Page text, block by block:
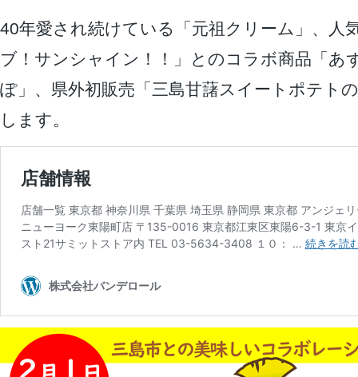
40年愛され続けている「元祖クリーム」、人
ブ！サンシャイン！！」とのコラボ商品「あ
ぽ」、県外初販売「三島甘藷スイートポテト
します。